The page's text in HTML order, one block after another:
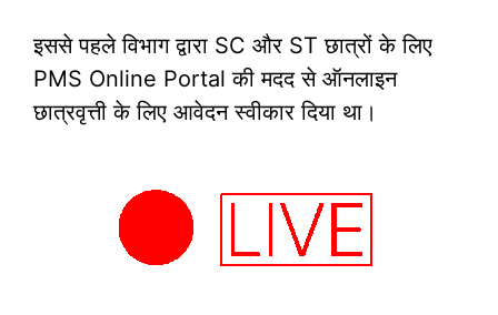
इससे पहले विभाग द्वारा SC और ST छात्रों के लिए
PMS Online Portal की मदद से ऑनलाइन
छात्रवृत्ती के लिए आवेदन स्वीकार दिया था।